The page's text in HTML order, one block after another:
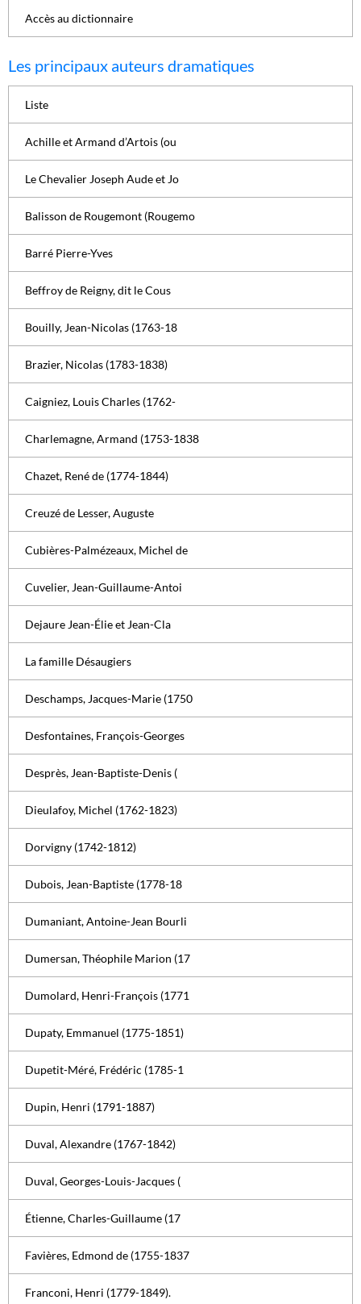
Accès au dictionnaire
Les principaux auteurs dramatiques
Liste
Achille et Armand d’Artois (ou
Le Chevalier Joseph Aude et Jo
Balisson de Rougemont (Rougemo
Barré Pierre-Yves
Beffroy de Reigny, dit le Cous
Bouilly, Jean-Nicolas (1763-18
Brazier, Nicolas (1783-1838)
Caigniez, Louis Charles (1762-
Charlemagne, Armand (1753-1838
Chazet, René de (1774-1844)
Creuzé de Lesser, Auguste
Cubières-Palmézeaux, Michel de
Cuvelier, Jean-Guillaume-Antoi
Dejaure Jean-Élie et Jean-Cla
La famille Désaugiers
Deschamps, Jacques-Marie (1750
Desfontaines, François-Georges
Desprès, Jean-Baptiste-Denis (
Dieulafoy, Michel (1762-1823)
Dorvigny (1742-1812)
Dubois, Jean-Baptiste (1778-18
Dumaniant, Antoine-Jean Bourli
Dumersan, Théophile Marion (17
Dumolard, Henri-François (1771
Dupaty, Emmanuel (1775-1851)
Dupetit-Méré, Frédéric (1785-1
Dupin, Henri (1791-1887)
Duval, Alexandre (1767-1842)
Duval, Georges-Louis-Jacques (
Étienne, Charles-Guillaume (17
Favières, Edmond de (1755-1837
Franconi, Henri (1779-1849).